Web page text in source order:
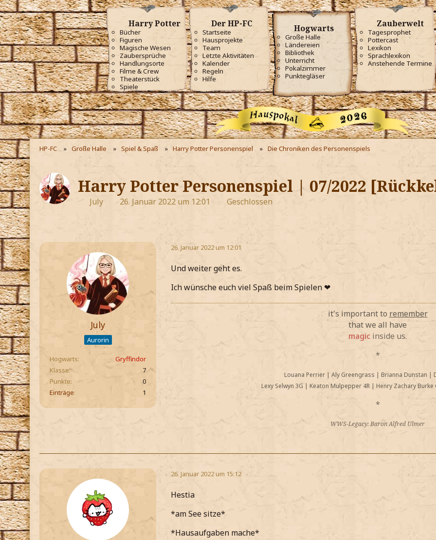
Harry Potter
Bücher
Figuren
Magische Wesen
Zaubersprüche
Handlungsorte
Filme & Crew
Theaterstück
Spiele
Der HP-FC
Startseite
Hausprojekte
Team
Letzte Aktivitäten
Kalender
Regeln
Hilfe
Hogwarts
Große Halle
Ländereien
Bibliothek
Unterricht
Pokalzimmer
Punktegläser
Zauberwelt
Tagesprophet
Pottercast
Lexikon
Sprachlexikon
Anstehende Termine
HP-FC Große Halle Spiel & Spaß Harry Potter Personenspiel Die Chroniken des Personenspiels
Harry Potter Personenspiel | 07/2022
July 26. Januar 2022 um 12:01 Geschlossen
July
Aurorin
Hogwarts
Gryffindor
Klasse
7
Punkte
0
Einträge
1
26. Januar 2022 um 12:01
Und weiter geht es.
Ich wünsche euch viel Spaß beim Spielen ❤
it's important to remember
that we all have
magic inside us.
*
Louana Perrier | Aly Greengrass | Brianna Dunstan |
Lexy Selwyn 3G | Keaton Mulpepper 4R | Henry Zachary Burke
*
WWS-Legacy: Baron Alfred Ulmer
26. Januar 2022 um 15:12
Hestia
*am See sitze*
*Hausaufgaben mache*